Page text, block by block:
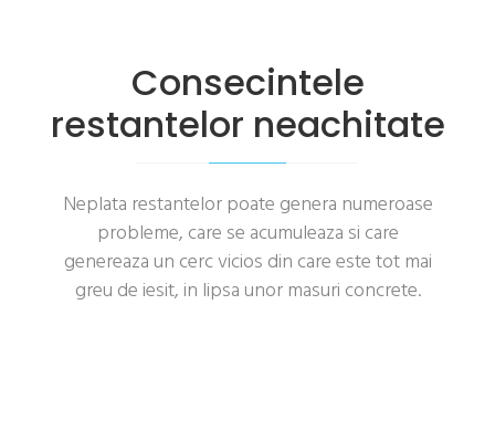
Consecintele
restantelor neachitate
Neplata restantelor poate genera numeroase
probleme, care se acumuleaza si care
genereaza un cerc vicios din care este tot mai
greu de iesit, in lipsa unor masuri concrete.